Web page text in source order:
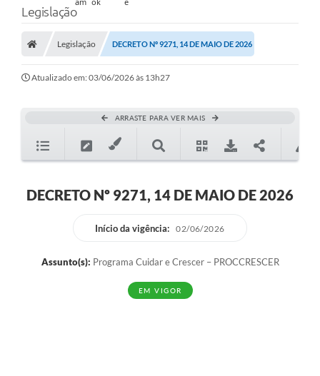
Legislação
Legislação DECRETO Nº 9271, 14 DE MAIO DE 2026
Atualizado em: 03/06/2026 às 13h27
ARRASTE PARA VER MAIS
DECRETO Nº 9271, 14 DE MAIO DE 2026
Início da vigência: 02/06/2026
Assunto(s): Programa Cuidar e Crescer – PROCCRESCER
EM VIGOR